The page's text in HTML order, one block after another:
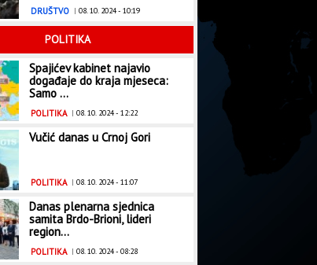
DRUŠTVO | 08. 10. 2024 - 10:19
POLITIKA
Spajićev kabinet najavio
događaje do kraja mjeseca:
Samo ...
POLITIKA| 08. 10. 2024 - 12:22
Vučić danas u Crnoj Gori
POLITIKA| 08. 10. 2024 - 11:07
Danas plenarna sjednica
samita Brdo-Brioni, lideri
region...
POLITIKA| 08. 10. 2024 - 08:28